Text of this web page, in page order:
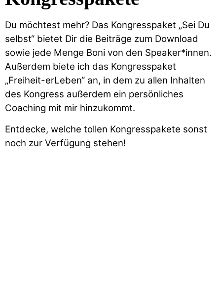
Du möchtest mehr? Das Kongresspaket „Sei Du
selbst“ bietet Dir die Beiträge zum Download
sowie jede Menge Boni von den Speaker*innen.
Außerdem biete ich das Kongresspaket
„Freiheit-erLeben“ an, in dem zu allen Inhalten
des Kongress außerdem ein persönliches
Coaching mit mir hinzukommt.
Entdecke, welche tollen Kongresspakete sonst
noch zur Verfügung stehen!